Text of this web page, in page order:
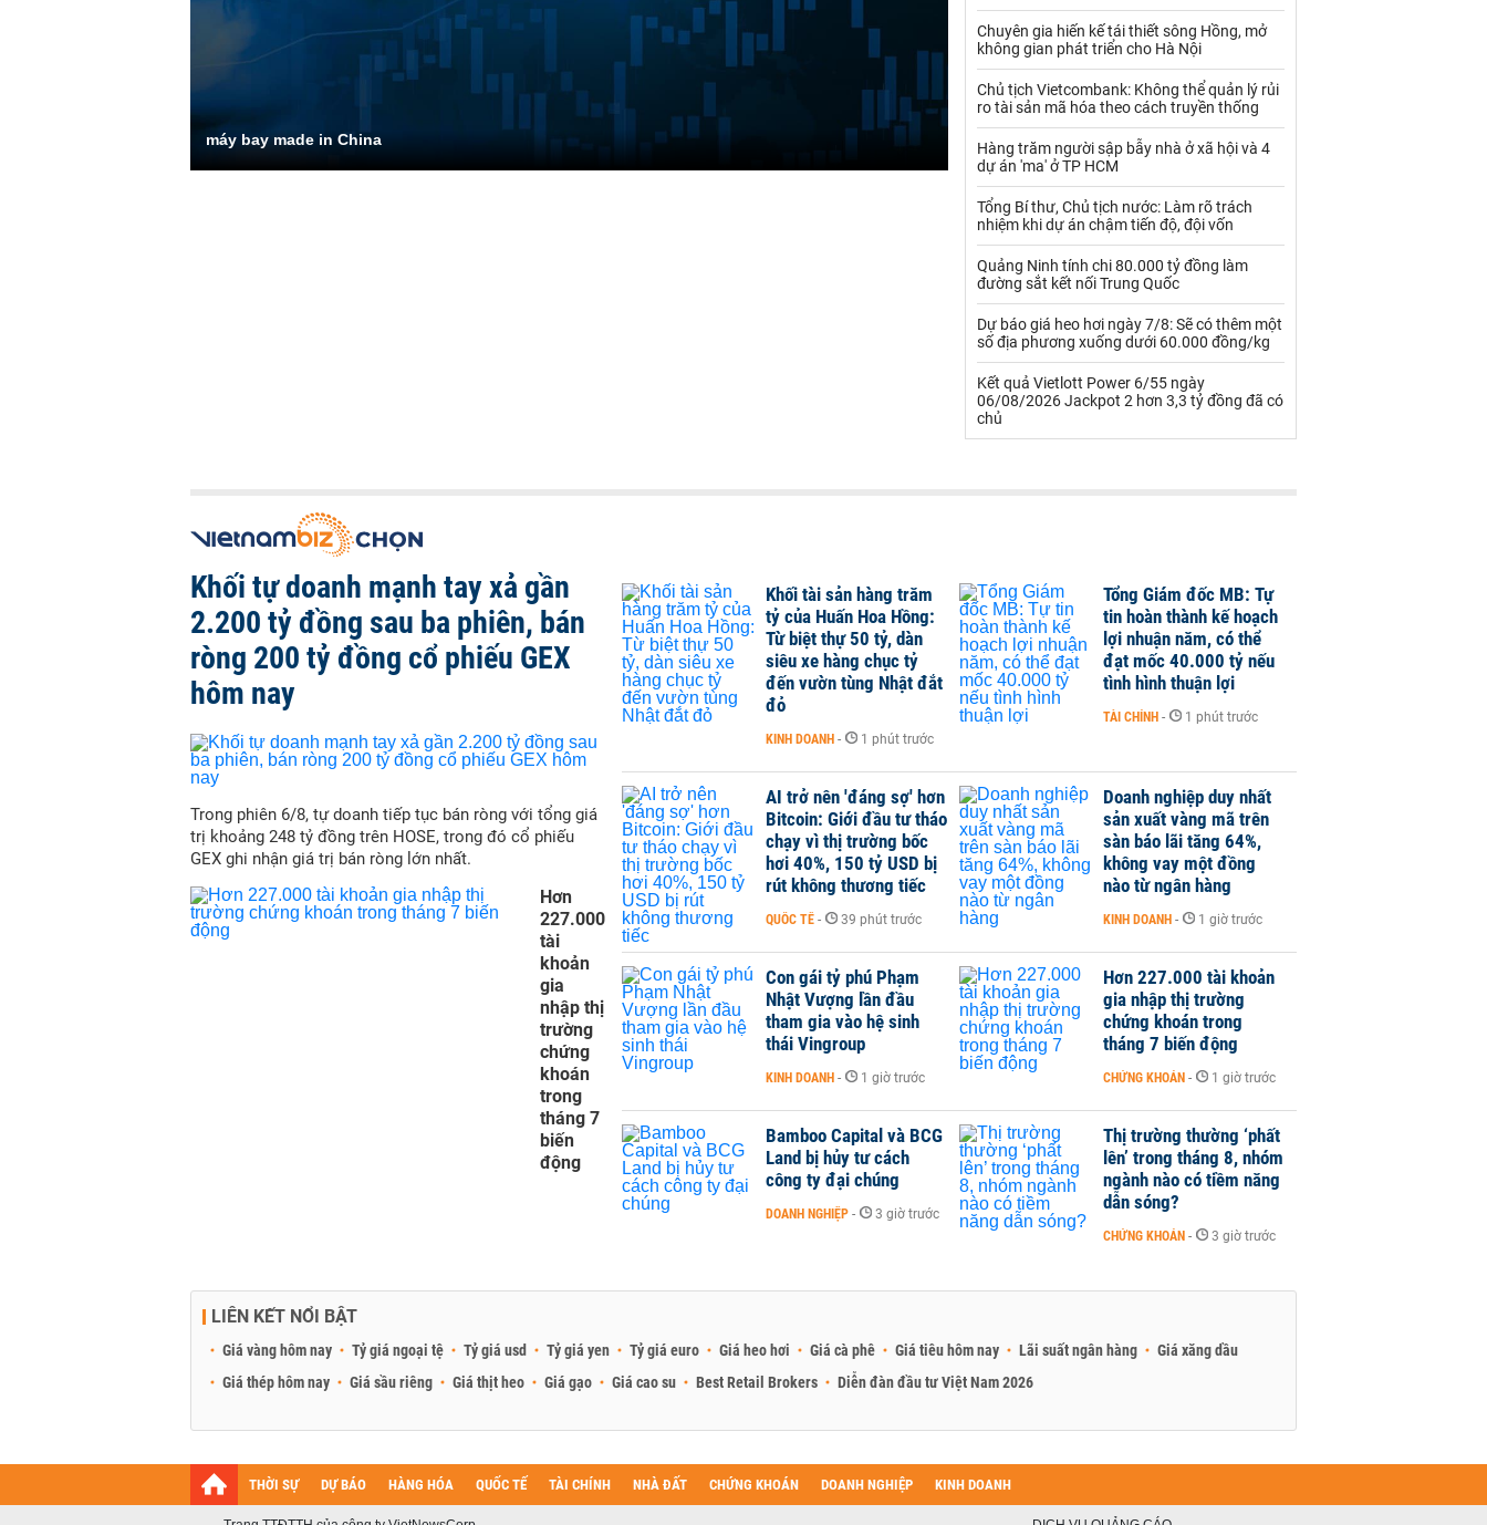
máy bay made in China
Palladium Phân bón
Rau - Củ -Quả Sắt thép
Sữa
Than Thức ăn chăn nuôi
Thủy hải sản khác Tôm
Vàng
VLXD khác Xăng dầu
Xi măng - Clynker
Chuyên gia hiến kế tái thiết sông Hồng, mở
không gian phát triển cho Hà Nội
Chủ tịch Vietcombank: Không thể quản lý rủi
ro tài sản mã hóa theo cách truyền thống
Hàng trăm người sập bẫy nhà ở xã hội và 4
dự án 'ma' ở TP HCM
Tổng Bí thư, Chủ tịch nước: Làm rõ trách
nhiệm khi dự án chậm tiến độ, đội vốn
Quảng Ninh tính chi 80.000 tỷ đồng làm
đường sắt kết nối Trung Quốc
Dự báo giá heo hơi ngày 7/8: Sẽ có thêm một
số địa phương xuống dưới 60.000 đồng/kg
Kết quả Vietlott Power 6/55 ngày
06/08/2026 Jackpot 2 hơn 3,3 tỷ đồng đã có
chủ
Khối tự doanh mạnh tay xả gần
2.200 tỷ đồng sau ba phiên, bán
ròng 200 tỷ đồng cổ phiếu GEX
hôm nay
Trong phiên 6/8, tự doanh tiếp tục bán ròng với tổng giá
trị khoảng 248 tỷ đồng trên HOSE, trong đó cổ phiếu
GEX ghi nhận giá trị bán ròng lớn nhất.
Hơn
227.000
tài
khoản
gia
nhập thị
trường
chứng
khoán
trong
tháng 7
biến
động
Khối tài sản hàng trăm
tỷ của Huấn Hoa Hồng:
Từ biệt thự 50 tỷ, dàn
siêu xe hàng chục tỷ
đến vườn tùng Nhật đắt
đỏ
KINH DOANH - 1 phút trước
Tổng Giám đốc MB: Tự
tin hoàn thành kế hoạch
lợi nhuận năm, có thể
đạt mốc 40.000 tỷ nếu
tình hình thuận lợi
TÀI CHÍNH - 1 phút trước
AI trở nên 'đáng sợ' hơn
Bitcoin: Giới đầu tư tháo
chạy vì thị trường bốc
hơi 40%, 150 tỷ USD bị
rút không thương tiếc
QUỐC TẾ - 39 phút trước
Doanh nghiệp duy nhất
sản xuất vàng mã trên
sàn báo lãi tăng 64%,
không vay một đồng
nào từ ngân hàng
KINH DOANH - 1 giờ trước
Con gái tỷ phú Phạm
Nhật Vượng lần đầu
tham gia vào hệ sinh
thái Vingroup
KINH DOANH - 1 giờ trước
Hơn 227.000 tài khoản
gia nhập thị trường
chứng khoán trong
tháng 7 biến động
CHỨNG KHOÁN - 1 giờ trước
Bamboo Capital và BCG
Land bị hủy tư cách
công ty đại chúng
DOANH NGHIỆP - 3 giờ trước
Thị trường thường ‘phất
lên’ trong tháng 8, nhóm
ngành nào có tiềm năng
dẫn sóng?
CHỨNG KHOÁN - 3 giờ trước
LIÊN KẾT NỔI BẬT
Giá vàng hôm nay Tỷ giá ngoại tệ Tỷ giá usd Tỷ giá yen Tỷ giá euro Giá heo hơi Giá cà phê Giá tiêu hôm nay Lãi suất ngân hàng
Giá xăng dầu
Giá thép hôm nay
Giá sầu riêng Giá thịt heo Giá gạo Giá cao su Best Retail Brokers Diễn đàn đầu tư Việt Nam 2026
THỜI SỰ DỰ BÁO HÀNG HÓA QUỐC TẾ TÀI CHÍNH NHÀ ĐẤT CHỨNG KHOÁN DOANH NGHIỆP KINH DOANH